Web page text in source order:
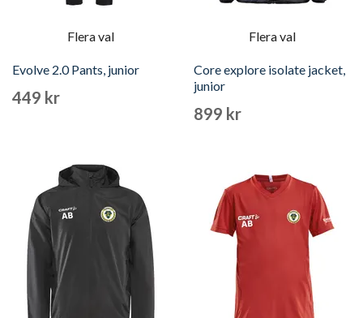
Flera val
Evolve 2.0 Pants, junior
449 kr
Flera val
Core explore isolate jacket,
junior
899 kr